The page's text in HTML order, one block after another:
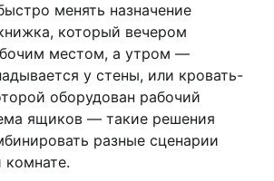
менять назначение
который вечером
местом, а утром —
у стены, или кровать-
оборудован рабочий
ящиков — такие решения
разные сценарии